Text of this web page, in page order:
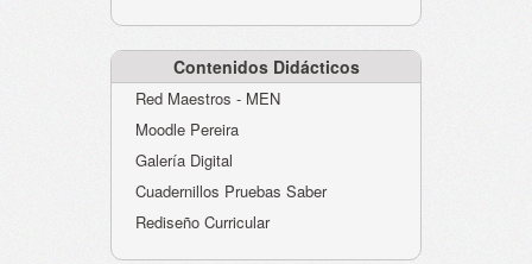
Contenidos Didácticos
Red Maestros - MEN
Moodle Pereira
Galería Digital
Cuadernillos Pruebas Saber
Rediseño Curricular